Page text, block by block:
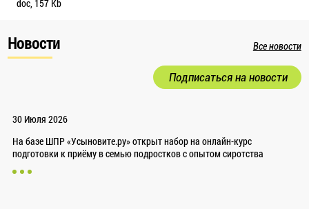
doc, 157 Kb
Новости Все новости
Подписаться на новости
30 Июля 2026
На базе ШПР «Усыновите.ру» открыт набор на онлайн-курс
подготовки к приёму в семью подростков с опытом сиротства